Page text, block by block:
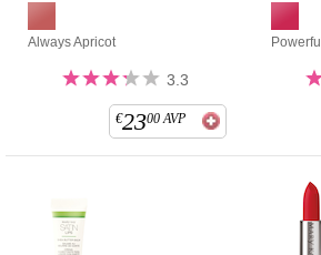
Always Apricot
3.3
€2300 AVP